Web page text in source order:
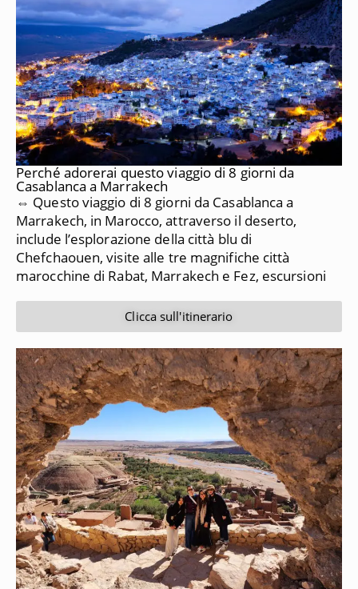
Perché adorerai questo viaggio di 8 giorni da
Casablanca a Marrakech
⇔ Questo viaggio di 8 giorni da Casablanca a
Marrakech, in Marocco, attraverso il deserto,
include l’esplorazione della città blu di
Chefchaouen, visite alle tre magnifiche città
marocchine di Rabat, Marrakech e Fez, escursioni
Clicca sull'itinerario